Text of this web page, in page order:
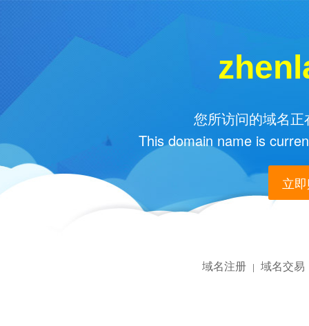
您所访问的域名
This domain name is
立
域名注册 | 域名交易